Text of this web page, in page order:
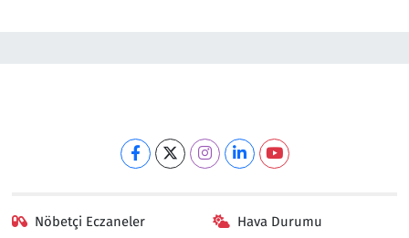
Nöbetçi Eczaneler Hava Durumu